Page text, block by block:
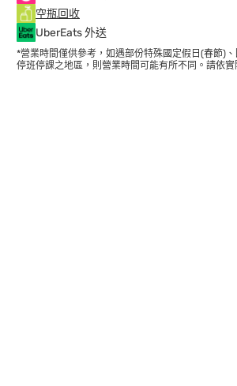
空瓶回收
UberEats 外送
*營業時間僅供參考，如遇部份特殊國定假日(春節)
停班停課之地區，則營業時間可能有所不同。請依實